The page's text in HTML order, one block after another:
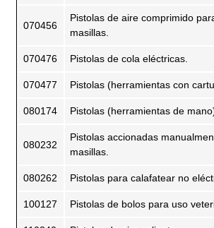
070456
Pistolas de aire comprimido
masillas.
070476 Pistolas de cola eléctricas.
070477 Pistolas (herramientas con
080174 Pistolas (herramientas de
080232
Pistolas accionadas
masillas.
080262 Pistolas para calafatear no
100127 Pistolas de bolos para uso